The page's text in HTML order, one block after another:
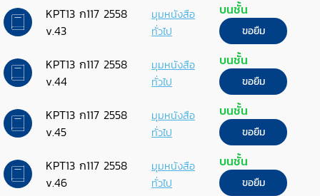
KPT13 ก117 2558
v.43
มุมหนังสือ
ทั่วไป
บนชั้น
ขอยืม
KPT13 ก117 2558
v.44
มุมหนังสือ
ทั่วไป
บนชั้น
ขอยืม
KPT13 ก117 2558
v.45
มุมหนังสือ
ทั่วไป
บนชั้น
ขอยืม
KPT13 ก117 2558
v.46
มุมหนังสือ
ทั่วไป
บนชั้น
ขอยืม